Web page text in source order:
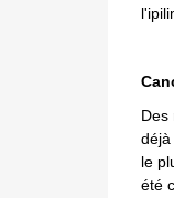
Des
déjà
le
été